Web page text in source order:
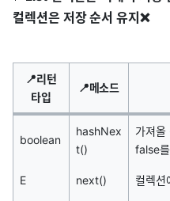
컬렉션은 저장 순서 유지❌
📍리턴
타입
📍메소드
boolean
hashNex
t()
가져올
false
E next() 컬렉션